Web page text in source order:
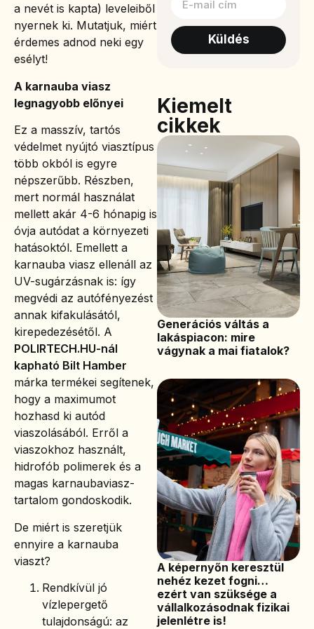
a nevét is kapta) leveleiből
nyernek ki. Mutatjuk, miért
érdemes adnod neki egy
esélyt!
A karnauba viasz
legnagyobb előnyei
Ez a masszív, tartós
védelmet nyújtó viasztípus
több okból is egyre
népszerűbb. Részben,
mert normál használat
mellett akár 4-6 hónapig is
óvja autódat a környezeti
hatásoktól. Emellett a
karnauba viasz ellenáll az
UV-sugárzásnak is: így
megvédi az autófényezést
annak kifakulásától,
kirepedezésétől. A
POLIRTECH.HU-nál
kapható Bilt Hamber
márka termékei segítenek,
hogy a maximumot
hozhasd ki autód
viaszolásából. Erről a
viaszokhoz használt,
hidrofób polimerek és a
magas karnaubaviasz-
tartalom gondoskodik.
De miért is szeretjük
ennyire a karnauba
viaszt?
Rendkívül jó
vízlepergető
tulajdonságú: az
Küldés
Kiemelt
cikkek
Generációs váltás a
lakáspiacon: mire
vágynak a mai fiatalok?
A képernyőn keresztül
nehéz kezet fogni…
ezért van szüksége a
vállalkozásodnak fizikai
jelenlétre is!